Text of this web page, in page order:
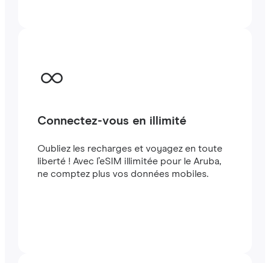
Connectez-vous en illimité
Oubliez les recharges et voyagez en toute
liberté ! Avec l’eSIM illimitée pour le Aruba,
ne comptez plus vos données mobiles.